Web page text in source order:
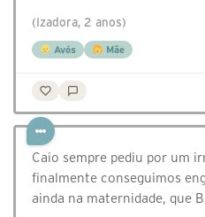
(Izadora, 2 anos)
Avós Mãe
Caio sempre pediu por um
finalmente conseguimos
ainda na maternidade, que